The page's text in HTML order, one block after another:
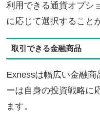
利用できる通貨オプシ
に応じて選択すること
取引できる金融商品
Exnessは幅広い金融
ーは自身の投資戦略に
ます。